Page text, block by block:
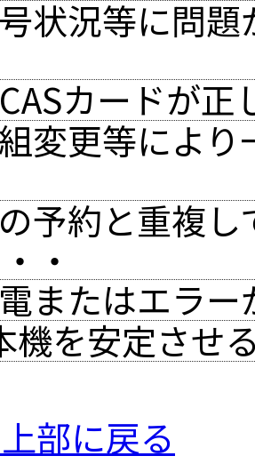
状況等に問
カードが
変更等により
予約と重複
・
またはエラ
機を安定させ
部に戻る